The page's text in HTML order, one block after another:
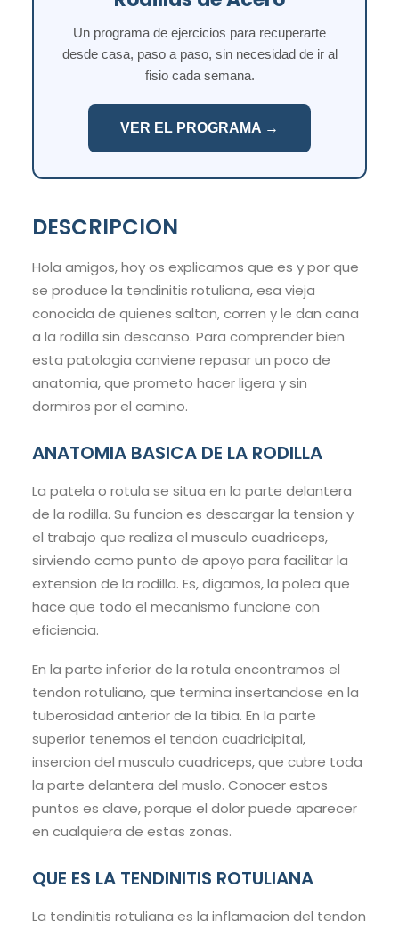
Un programa de ejercicios para recuperarte
desde casa, paso a paso, sin necesidad de ir al
fisio cada semana.
VER EL PROGRAMA →
DESCRIPCION
Hola amigos, hoy os explicamos que es y por que
se produce la tendinitis rotuliana, esa vieja
conocida de quienes saltan, corren y le dan cana
a la rodilla sin descanso. Para comprender bien
esta patologia conviene repasar un poco de
anatomia, que prometo hacer ligera y sin
dormiros por el camino.
ANATOMIA BASICA DE LA RODILLA
La patela o rotula se situa en la parte delantera
de la rodilla. Su funcion es descargar la tension y
el trabajo que realiza el musculo cuadriceps,
sirviendo como punto de apoyo para facilitar la
extension de la rodilla. Es, digamos, la polea que
hace que todo el mecanismo funcione con
eficiencia.
En la parte inferior de la rotula encontramos el
tendon rotuliano, que termina insertandose en la
tuberosidad anterior de la tibia. En la parte
superior tenemos el tendon cuadricipital,
insercion del musculo cuadriceps, que cubre toda
la parte delantera del muslo. Conocer estos
puntos es clave, porque el dolor puede aparecer
en cualquiera de estas zonas.
QUE ES LA TENDINITIS ROTULIANA
La tendinitis rotuliana es la inflamacion del tendon